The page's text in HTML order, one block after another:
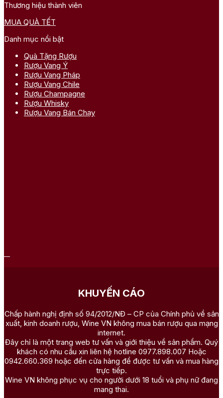
Những mẫu giỏ quà Tết 3 triệu bán
1. Giỏ quà Tết 3 triệu sang trọng năm 2026
Điểm nhấn của giỏ quà nằm ở thiết kế giỏ gỗ độc đáo, phá
cách cùng các phụ kiện trang trí như hoa khô, giấy lót làm tăng
thêm tính thẩm mỹ. Giỏ quà Tết 3 triệu sang trọng này rất phù
hợp để biếu tặng đối tác, khách hàng lớn, và cả những người
thân yêu trong gia đình. Món quà thể hiện sự trân trọng và đẳng
cấp của người tặng, cùng với đó gửi gắm thông điệp về một
năm mới an khang, phú quý.
Thương hiệu thành viên
MUA QUÀ TẾT
Danh mục nổi bật
Quà Tặng Rượu
Rượu Vang Ý
Rượu Vang Pháp
Rượu Vang Chile
Rượu Champagne
Rượu Whisky
Rượu Vang Bán Chạy
KHUYẾN CÁO
Chấp hành nghị định số 94/2012/NĐ – CP của Chính phủ về sản
xuất, kinh doanh rượu, Wine VN không mua bán rượu qua mạng
internet.
Đây chỉ là một trang web tư vấn và giới thiệu về sản phẩm. Quý
khách có nhu cầu xin liên hệ hotline 0977.898.007 Hoặc
0942.660.369 hoặc đến cửa hàng để được tư vấn và mua hàng
trực tiếp.
Wine VN không phục vụ cho người dưới 18 tuổi và phụ nữ đang
mang thai.